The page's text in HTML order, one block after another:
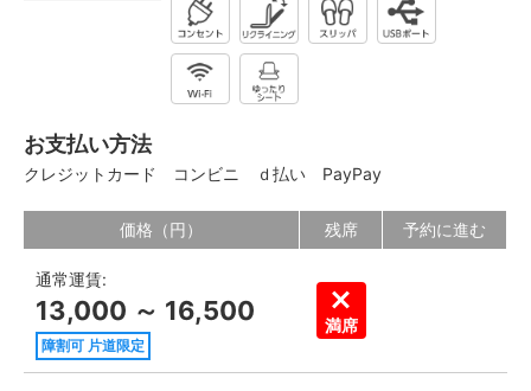
お支払い方法
クレジットカード コンビニ ｄ払い PayPay
価格（円） 残席 予約に進む
通常運賃:
13,000 ～ 16,500
障割可 片道限定
満席